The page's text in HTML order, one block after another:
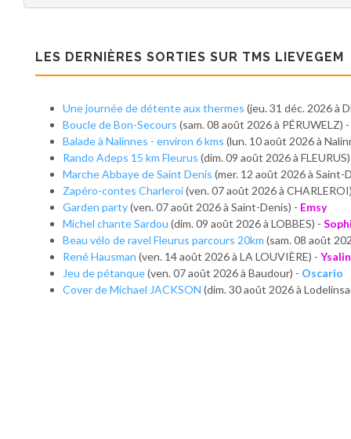
LES DERNIÈRES SORTIES SUR TMS LIEVEGEM
Une journée de détente aux thermes (jeu. 31 déc. 2026 à
Boucle de Bon-Secours (sam. 08 août 2026 à PÉRUWELZ) -
Balade à Nalinnes - environ 6 kms (lun. 10 août 2026 à
Rando Adeps 15 km Fleurus (dim. 09 août 2026 à
Marche Abbaye de Saint Denis (mer. 12 août 2026 à Saint-
Zapéro-contes Charleroi(ven. 07 août 2026 à
Garden party(ven. 07 août 2026 à Saint-Denis) - Emsy
Michel chante Sardou (dim. 09 août 2026 à LOBBES) -
Beau vélo de ravel Fleurus parcours 20km (sam. 08 août
René Hausman (ven. 14 août 2026 à LA LOUVIÈRE) -
Jeu de pétanque(ven. 07 août 2026 à Baudour) - Oscario
Cover de Michael JACKSON (dim. 30 août 2026 à